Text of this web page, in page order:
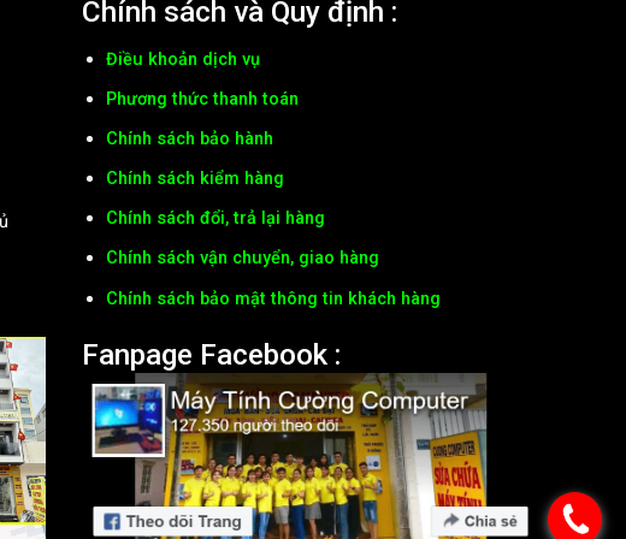
Chính sách và Quy định :
Điều khoản dịch vụ
Phương thức thanh toán
Chính sách bảo hành
Chính sách kiểm hàng
Chính sách đổi, trả lại hàng
Chính sách vận chuyển, giao hàng
Chính sách bảo mật thông tin khách hàng
Fanpage Facebook :